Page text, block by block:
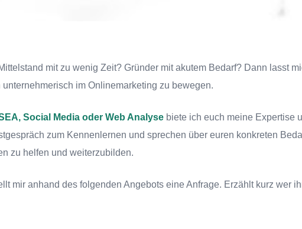
mit zu wenig Zeit? Gründer mit akutem Bedarf? Dann lasst
im Onlinemarketing zu bewegen.
Social Media oder Web Analyse biete ich euch meine Expertise
zum Kennenlernen und sprechen über euren konkreten
zu helfen und weiterzubilden.
mir anhand des folgenden Angebots eine Anfrage. Erzählt kurz wer